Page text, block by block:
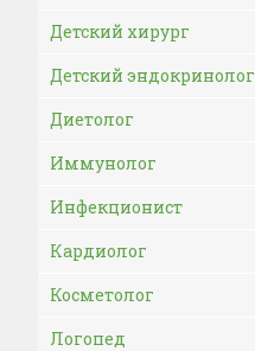
Детский хирург
Детский эндокринолог
Диетолог
Иммунолог
Инфекционист
Кардиолог
Косметолог
Логопед